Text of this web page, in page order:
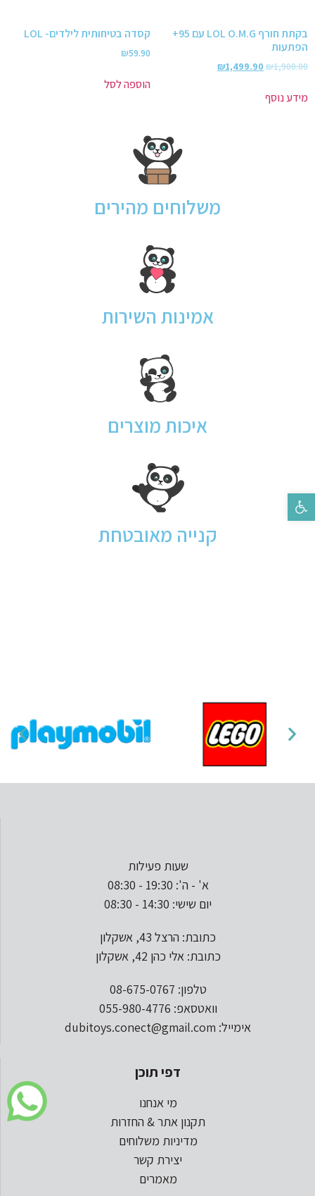
פתח סרגל נגישות
בקתת חורף LOL O.M.G עם 95+
הפתעות
₪1,900.00
₪1,499.90
מידע נוסף
קסדה בטיחותית לילדים- LOL
₪59.90
הוספה לסל
משלוחים מהירים
אמינות השירות
איכות מוצרים
קנייה מאובטחת
שעות פעילות
א' - ה': 19:30 - 08:30
יום שישי: 14:30 - 08:30
כתובת: הרצל 43, אשקלון
כתובת: אלי כהן 42, אשקלון
טלפון: 08-675-0767
וואטסאפ: 055-980-4776
אימייל: dubitoys.conect@gmail.com
דפי תוכן
מי אנחנו
תקנון אתר & החזרות
מדיניות משלוחים
יצירת קשר
מאמרים